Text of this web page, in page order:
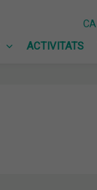
CA
ACTIVITATS